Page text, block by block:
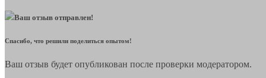
Ваш отзыв отправлен!
Спасибо, что решили поделиться опытом!
Ваш отзыв будет опубликован после проверки модератором.